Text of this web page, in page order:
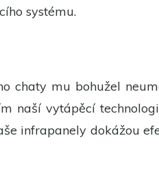
systému.
chaty mu bohužel
naší vytápěcí
infrapanely dokážou